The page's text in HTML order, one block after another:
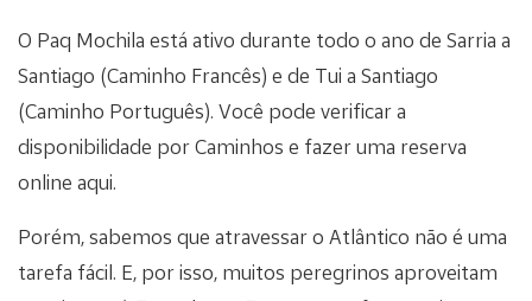
O Paq Mochila está ativo durante todo o ano de Sarria a
Santiago (Caminho Francês) e de Tui a Santiago
(Caminho Português). Você pode verificar a
disponibilidade por Caminhos e fazer uma reserva
online aqui.
Porém, sabemos que atravessar o Atlântico não é uma
tarefa fácil. E, por isso, muitos peregrinos aproveitam